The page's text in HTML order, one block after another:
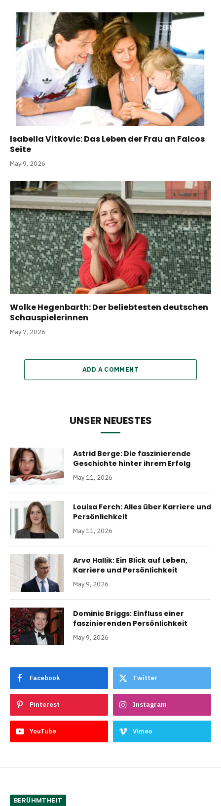
Isabella Vitkovic: Das Leben der Frau an Falcos
Seite
May 9, 2026
Wolke Hegenbarth: Der beliebtesten deutschen
Schauspielerinnen
May 7, 2026
ADD A COMMENT
UNSER NEUESTES
Astrid Berge: Die faszinierende
Geschichte hinter ihrem Erfolg
May 11, 2026
Louisa Ferch: Alles über Karriere und
Persönlichkeit
May 11, 2026
Arvo Hallik: Ein Blick auf Leben,
Karriere und Persönlichkeit
May 9, 2026
Dominic Briggs: Einfluss einer
faszinierenden Persönlichkeit
May 9, 2026
Facebook Twitter
Pinterest Instagram
YouTube Vimeo
BERÜHMTHEIT